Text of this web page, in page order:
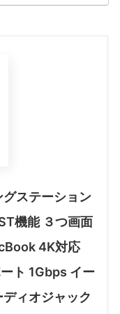
ステーション
機能 ３つ画面
4K対応
ト 1Gbps イー
ィオジャック